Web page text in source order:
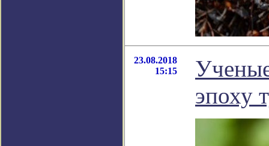
23.08.2018
15:15
эпоху